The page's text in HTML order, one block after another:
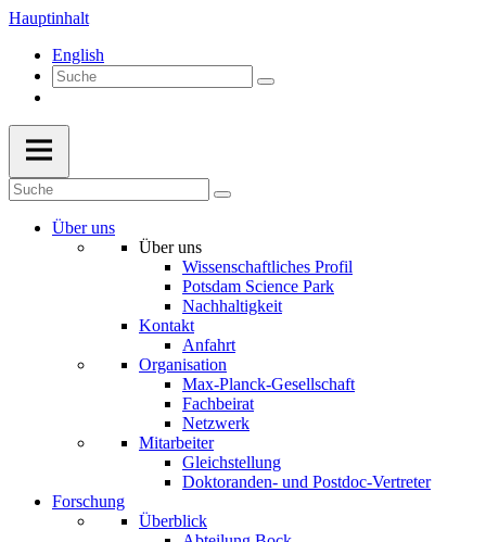
Hauptinhalt
English
Über uns
Über uns
Wissenschaftliches Profil
Potsdam Science Park
Nachhaltigkeit
Kontakt
Anfahrt
Organisation
Max-Planck-Gesellschaft
Fachbeirat
Netzwerk
Mitarbeiter
Gleichstellung
Doktoranden- und Postdoc-Vertreter
Forschung
Überblick